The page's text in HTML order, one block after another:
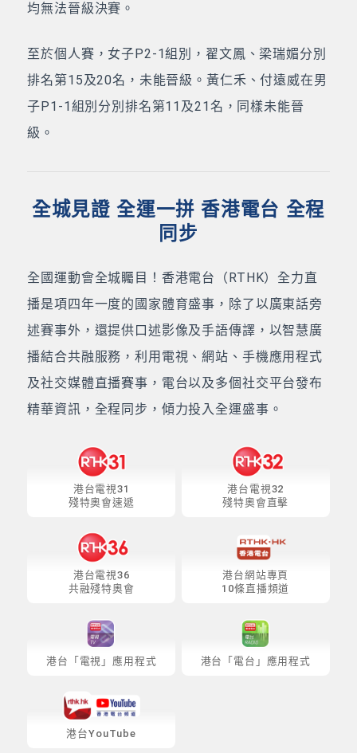
均無法晉級決賽。
至於個人賽，女子P2-1組別，翟文鳳、梁瑞媚分別
排名第15及20名，未能晉級。黃仁禾、付遠威在男
子P1-1組別分別排名第11及21名，同樣未能晉
級。
全城見證 全運一拼 香港電台 全程
同步
全國運動會全城矚目！香港電台（RTHK）全力直
播是項四年一度的國家體育盛事，除了以廣東話旁
述賽事外，還提供口述影像及手語傳譯，以智慧廣
播結合共融服務，利用電視、網站、手機應用程式
及社交媒體直播賽事，電台以及多個社交平台發布
精華資訊，全程同步，傾力投入全運盛事。
港台電視31
殘特奧會速遞
港台電視32
殘特奧會直擊
港台電視36
共融殘特奧會
港台網站專頁
10條直播頻道
港台「電視」應用程式 港台「電台」應用程式
港台YouTube